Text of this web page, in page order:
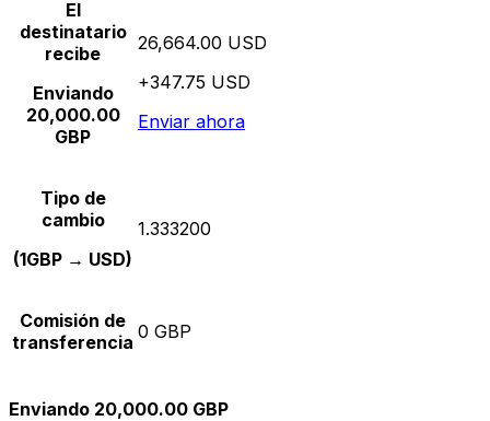
El
destinatario
recibe
Enviando
20,000.00
GBP
26,664.00 USD
+347.75 USD
Enviar ahora
Tipo de
cambio
(1GBP → USD)
1.333200
Comisión de
transferencia 0 GBP
Enviando 20,000.00 GBP